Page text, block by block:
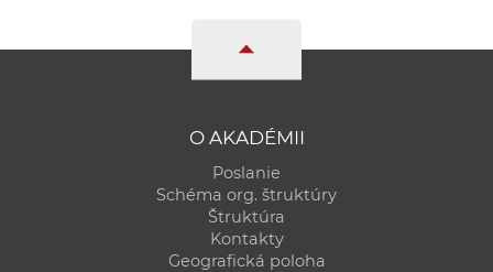
O AKADÉMII
Poslanie
Schéma org. štruktúry
Štruktúra
Kontakty
Geografická poloha